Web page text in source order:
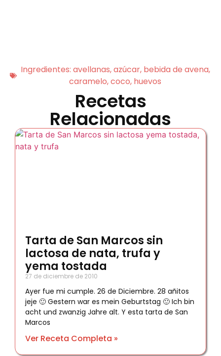
Ingredientes: avellanas,azúcar, bebida de avena,
caramelo,coco, huevos
Recetas
Relacionadas
Tarta de San Marcos sin
lactosa de nata, trufa y
yema tostada
27 de diciembre de 2010
Ayer fue mi cumple. 26 de Diciembre. 28 añitos
jeje 🙂 Gestern war es mein Geburtstag 🙂 Ich bin
acht und zwanzig Jahre alt. Y esta tarta de San
Marcos
Ver Receta Completa »